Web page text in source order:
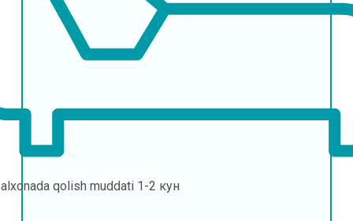
qolish muddati 1-2 кун